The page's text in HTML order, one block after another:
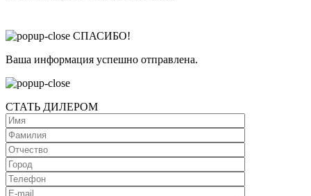
СПАСИБО!
Ваша информация успешно отправлена.
СТАТЬ ДИЛЕРОМ